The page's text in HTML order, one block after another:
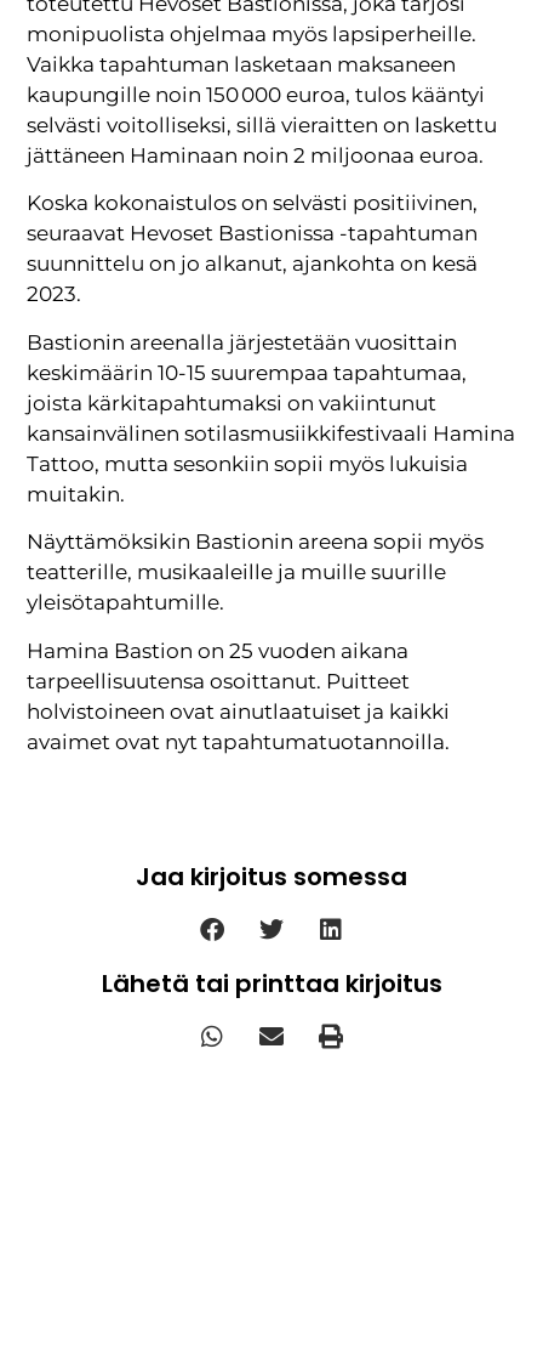
monipuolista ohjelmaa myös lapsiperheille.
Vaikka tapahtuman lasketaan maksaneen
kaupungille noin 150 000 euroa, tulos kääntyi
selvästi voitolliseksi, sillä vieraitten on laskettu
jättäneen Haminaan noin 2 miljoonaa euroa.
Koska kokonaistulos on selvästi positiivinen,
seuraavat Hevoset Bastionissa -tapahtuman
suunnittelu on jo alkanut, ajankohta on kesä
2023.
Bastionin areenalla järjestetään vuosittain
keskimäärin 10-15 suurempaa tapahtumaa,
joista kärkitapahtumaksi on vakiintunut
kansainvälinen sotilasmusiikkifestivaali Hamina
Tattoo, mutta sesonkiin sopii myös lukuisia
muitakin.
Näyttämöksikin Bastionin areena sopii myös
teatterille, musikaaleille ja muille suurille
yleisötapahtumille.
Hamina Bastion on 25 vuoden aikana
tarpeellisuutensa osoittanut. Puitteet
holvistoineen ovat ainutlaatuiset ja kaikki
avaimet ovat nyt tapahtumatuotannoilla.
Jaa kirjoitus somessa
Lähetä tai printtaa kirjoitus